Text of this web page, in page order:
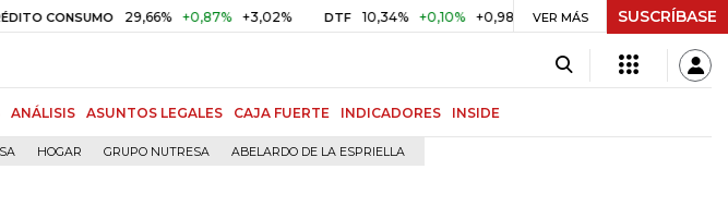
29,66% +0,87% +3,02% DTF 10,34% +0,10% +0,98% UVR $ 416,96 +$ 0,05 +0,01%
VER MÁS SUSCRÍBASE
ANÁLISIS ASUNTOS LEGALES CAJA FUERTE INDICADORES INSIDE
HOGAR GRUPO NUTRESA ABELARDO DE LA ESPRIELLA